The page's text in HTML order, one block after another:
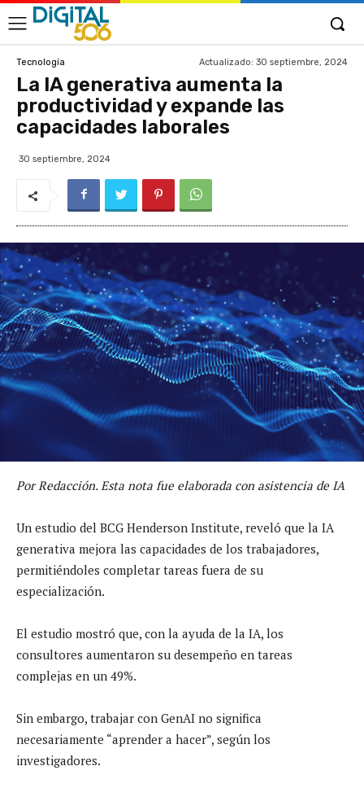
Tecnología Actualizado: 30 septiembre, 2024
La IA generativa aumenta la
productividad y expande las
capacidades laborales
30 septiembre, 2024
Por Redacción. Esta nota fue elaborada con asistencia de IA
Un estudio del BCG Henderson Institute, reveló que la IA
generativa mejora las capacidades de los trabajadores,
permitiéndoles completar tareas fuera de su
especialización.
El estudio mostró que, con la ayuda de la IA, los
consultores aumentaron su desempeño en tareas
complejas en un 49%.
Sin embargo, trabajar con GenAI no significa
necesariamente “aprender a hacer”, según los
investigadores.